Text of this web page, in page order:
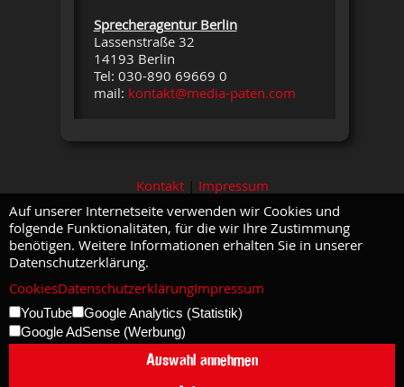
Sprecheragentur Berlin
Lassenstraße 32
14193 Berlin
Tel: 030-890 69669 0
mail: kontakt@media-paten.com
Kontakt| Impressum
Auf unserer Internetseite verwenden wir Cookies und
folgende Funktionalitäten, für die wir Ihre Zustimmung
benötigen. Weitere Informationen erhalten Sie in unserer
Datenschutzerklärung.
CookiesDatenschutzerklärungImpressum
YouTube
Google Analytics (Statistik)
Google AdSense (Werbung)
Auswahl annehmen